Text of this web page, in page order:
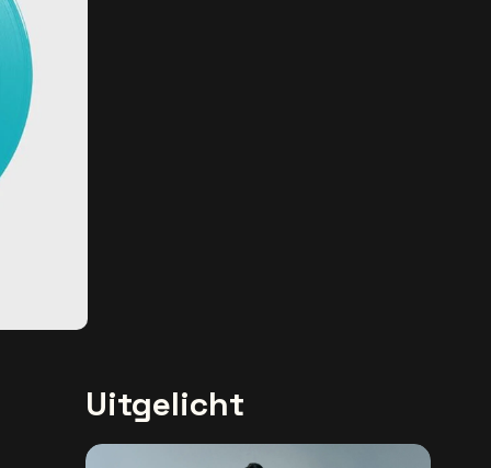
Uitgelicht